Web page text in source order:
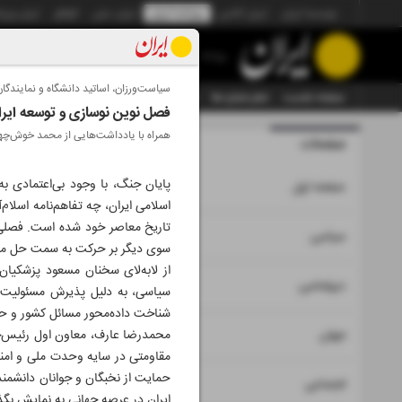
تمام ویژه نامه ها آرشیو سازمان آگهی‌ها
سیاست‌ورزان، اساتید دانشگاه و
فصل نوین نوسازی و توسعه
همراه با یادداشت‌هایی از محمد
پایان جنگ، با وجود بی‌اعتمادی
اسلامی ایران، چه تفاهم‌نامه
تاریخ معاصر خود شده است. فصلی
سوی دیگر بر حرکت به سمت حل
از لابه‌لای سخنان مسعود
سیاسی، به دلیل پذیرش
شناخت داده‌محور مسائل کشور
محمدرضا عارف، معاون اول
مقاومتی در سایه وحدت ملی و
حمایت از نخبگان و جوانان
صفحات
صفحه اول ۱
سیاسی ۲ ۳
دیپلماسی ۴
جهان ۵
اجتماعی ۶
شماره نه